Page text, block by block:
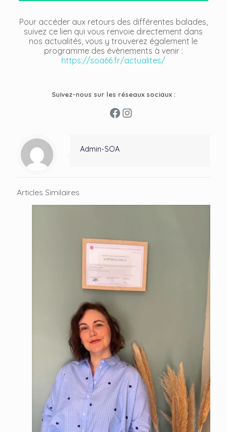
Pour accéder aux retours des différentes balades,
suivez ce lien qui vous renvoie directement dans
nos actualités, vous y trouverez également le
programme des évènements à venir :
https://soa66.fr/actualites/
Suivez-nous sur les réseaux sociaux :
Facebook
Instagram
Admin-SOA
Articles Similaires